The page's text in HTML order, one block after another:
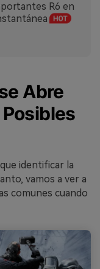
R6 en
Abre
identificar la
vamos a ver a
comunes cuando